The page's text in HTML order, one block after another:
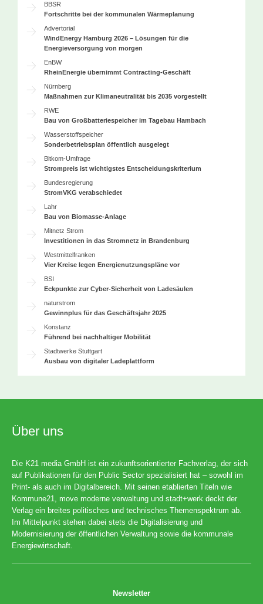
BBSR
Fortschritte bei der kommunalen Wärmeplanung
Advertorial
WindEnergy Hamburg 2026 – Lösungen für die
Energieversorgung von morgen
EnBW
RheinEnergie übernimmt Contracting-Geschäft
Nürnberg
Maßnahmen zur Klimaneutralität bis 2035 vorgestellt
RWE
Bau von Großbatteriespeicher im Tagebau Hambach
Wasserstoffspeicher
Sonderbetriebsplan öffentlich ausgelegt
Bitkom-Umfrage
Strompreis ist wichtigstes Entscheidungskriterium
Bundesregierung
StromVKG verabschiedet
Lahr
Bau von Biomasse-Anlage
Mitnetz Strom
Investitionen in das Stromnetz in Brandenburg
Westmittelfranken
Vier Kreise legen Energienutzungspläne vor
BSI
Eckpunkte zur Cyber-Sicherheit von Ladesäulen
naturstrom
Gewinnplus für das Geschäftsjahr 2025
Konstanz
Führend bei nachhaltiger Mobilität
Stadtwerke Stuttgart
Ausbau von digitaler Ladeplattform
Über uns
Die K21 media GmbH ist ein zukunftsorientierter Fachverlag, der sich
auf Publikationen für den Public Sector spezialisiert hat – sowohl im
Print- als auch im Digitalbereich. Mit seinen etablierten Titeln wie
Kommune21, move moderne verwaltung und stadt+werk deckt der
Verlag ein breites politisches und technisches Themenspektrum ab.
Im Mittelpunkt stehen dabei stets die Digitalisierung und
Modernisierung der öffentlichen Verwaltung sowie die kommunale
Energiewirtschaft.
Newsletter